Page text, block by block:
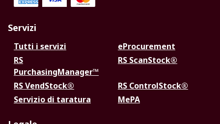
Servizi
Tutti i servizi
eProcurement
RS
PurchasingManager™
RS ScanStock®
RS VendStock®
RS ControlStock®
Servizio di taratura
MePA